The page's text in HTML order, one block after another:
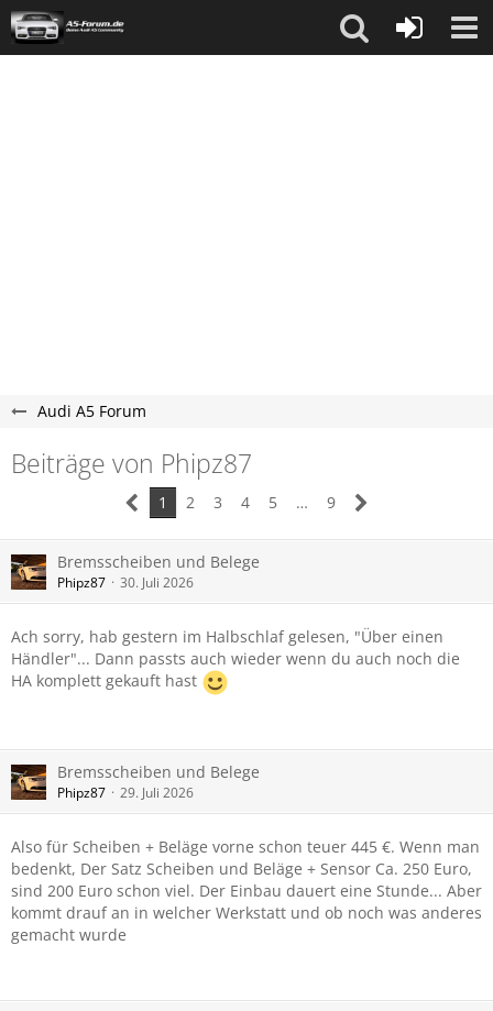
Audi A5 Forum
Beiträge von Phipz87
1 2 3 4 5 … 9
Bremsscheiben und Belege
Phipz87 30. Juli 2026
Ach sorry, hab gestern im Halbschlaf gelesen, "Über einen
Händler"... Dann passts auch wieder wenn du auch noch die
HA komplett gekauft hast
Bremsscheiben und Belege
Phipz87 29. Juli 2026
Also für Scheiben + Beläge vorne schon teuer 445 €. Wenn man
bedenkt, Der Satz Scheiben und Beläge + Sensor Ca. 250 Euro,
sind 200 Euro schon viel. Der Einbau dauert eine Stunde... Aber
kommt drauf an in welcher Werkstatt und ob noch was anderes
gemacht wurde